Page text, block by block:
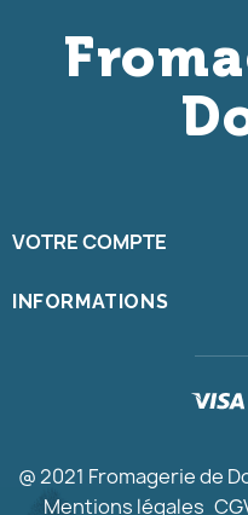
VOTRE COMPTE
INFORMATIONS
@ 2021 Fromagerie de
Mentions légales